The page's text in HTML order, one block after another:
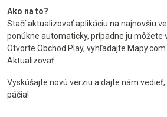
Ako na to?
Stačí aktualizovať aplikáciu na najnovšiu
ponúkne automaticky, prípadne ju môžete
Otvorte Obchod Play, vyhľadajte
Aktualizovať.
Vyskúšajte novú verziu a dajte nám
páčia!